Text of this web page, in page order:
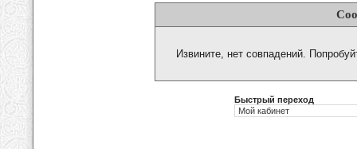
Извините, нет совпадений.
Быстрый переход